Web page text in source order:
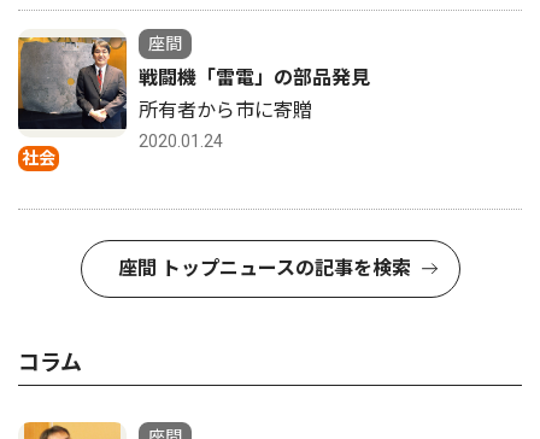
社会
座間
戦闘機「雷電」の部品発見
所有者から市に寄贈
2020.01.24
座間 トップニュースの記事を検索
コラム